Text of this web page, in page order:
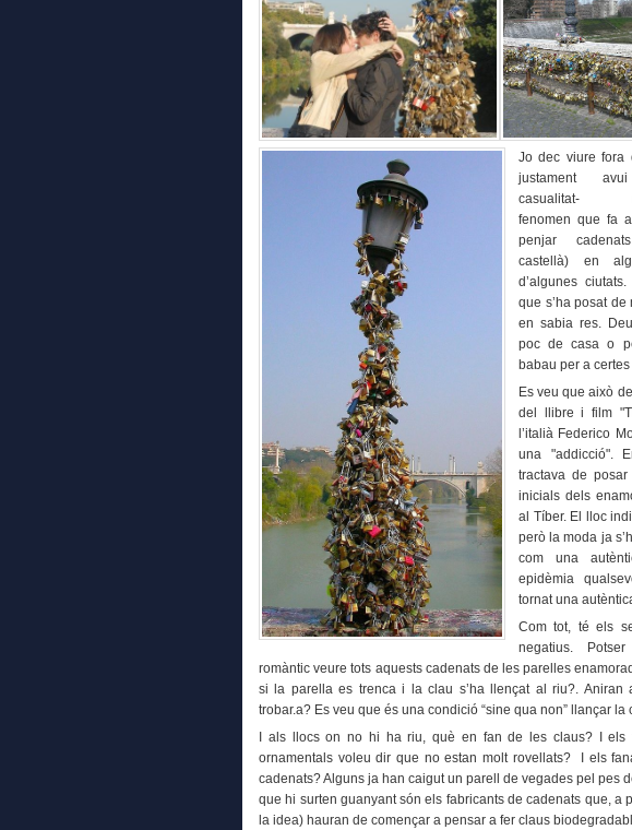
Jo dec viure fora
justament
casualitat-
fenomen que fa
penjar
castellà) en
d’algunes
que s’ha posat
en sabia res.
poc de casa o
babau per a
Es veu que això
del llibre i film
l’italià Federico
una "addicció".
tractava de
inicials dels
al Tíber. El lloc
però la moda ja
com una
epidèmia
tornat una
Com tot, té els
negatius.
romàntic veure tots aquests cadenats de les parelles
si la parella es trenca i la clau s’ha llençat al riu?. Aniran
trobar.a? Es veu que és una condició “sine qua non” llançar
I als llocs on no hi ha riu, què en fan de les claus? I els
ornamentals voleu dir que no estan molt rovellats? I els
cadenats? Alguns ja han caigut un parell de vegades pel pes
que hi surten guanyant són els fabricants de cadenats que, a
la idea) hauran de començar a pensar a fer claus